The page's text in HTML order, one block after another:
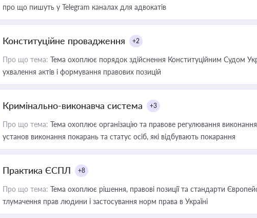
про що пишуть у Telegram каналах для адвокатів
Конституційне провадження +2
Про що тема: Тема охоплює порядок здійснення Конституційним Судом
ухвалення актів і формування правових позицій
Кримінально-виконавча система +3
Про що тема: Тема охоплює організацію та правове регулювання виконання
установ виконання покарань та статус осіб, які відбувають покарання
Практика ЄСПЛ +8
Про що тема: Тема охоплює рішення, правові позиції та стандарти
тлумачення прав людини і застосування норм права в Україні